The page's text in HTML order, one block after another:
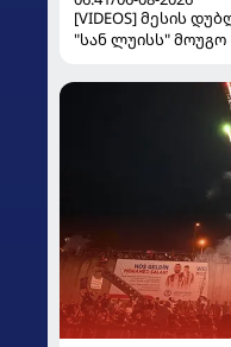
[VIDEOS] მესის
"სან ლუისს" მოუგო